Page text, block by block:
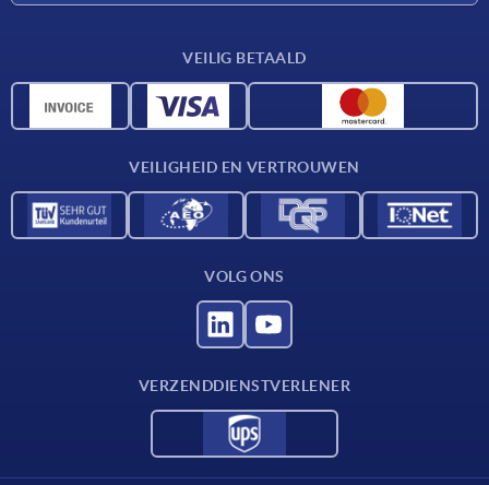
CAD-gegevens
VEILIG BETAALD
VEILIGHEID EN VERTROUWEN
VOLG ONS
VERZENDDIENSTVERLENER